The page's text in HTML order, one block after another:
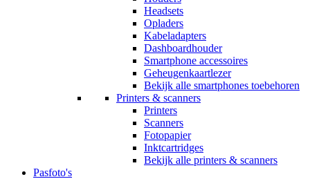
Headsets
Opladers
Kabeladapters
Dashboardhouder
Smartphone accessoires
Geheugenkaartlezer
Bekijk alle smartphones toebehoren
Printers & scanners
Printers
Scanners
Fotopapier
Inktcartridges
Bekijk alle printers & scanners
Pasfoto's